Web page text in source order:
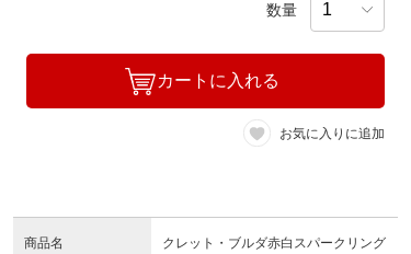
数量
カートに入れる
お気に入りに追加
商品名
クレット・ブルダ赤白スパークリング